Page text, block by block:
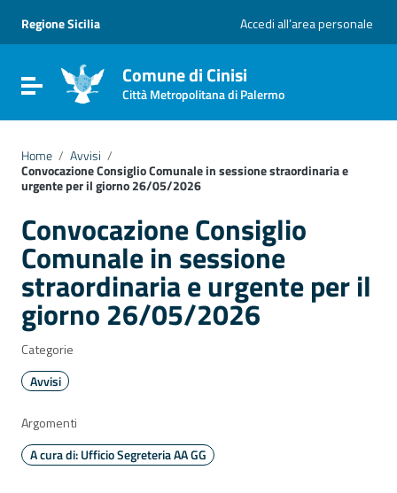
Vai al menu di navigazione
Vai al footer
Regione Sicilia Accedi all’area personale
Attiva / disattiva la navigazione
Comune di Cinisi
Città Metropolitana di Palermo
Home / Avvisi /
Convocazione Consiglio Comunale in sessione straordinaria e
urgente per il giorno 26/05/2026
Convocazione Consiglio
Comunale in sessione
straordinaria e urgente per il
giorno 26/05/2026
Categorie
Avvisi
Argomenti
A cura di: Ufficio Segreteria AA GG